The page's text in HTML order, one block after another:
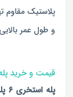
پلاستیک مقاوم
و طول عمر
قیمت و خرید پله استخری
پله استخری 6 پله کف پلاستیک